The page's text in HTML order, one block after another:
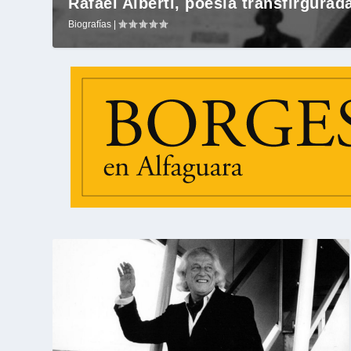
Biografías |